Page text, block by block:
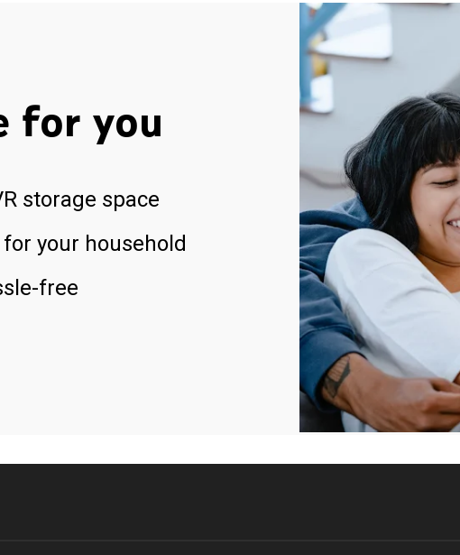
for you
storage space
your household
free